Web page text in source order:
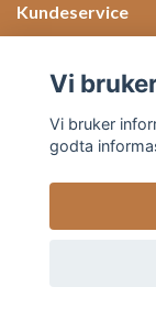
Kundeservice
Social Media
Vi
Vi bruker
godta